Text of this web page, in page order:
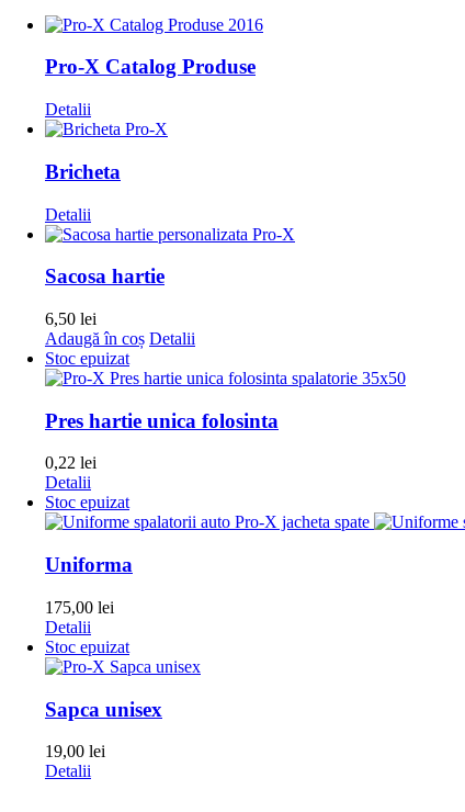
Pro-X Catalog Produse
Detalii
Bricheta
Detalii
Sacosa hartie
6,50 lei
Adaugă în coș Detalii
Stoc epuizat
Pres hartie unica folosinta
0,22 lei
Detalii
Stoc epuizat
Uniforma
175,00 lei
Detalii
Stoc epuizat
Sapca unisex
19,00 lei
Detalii